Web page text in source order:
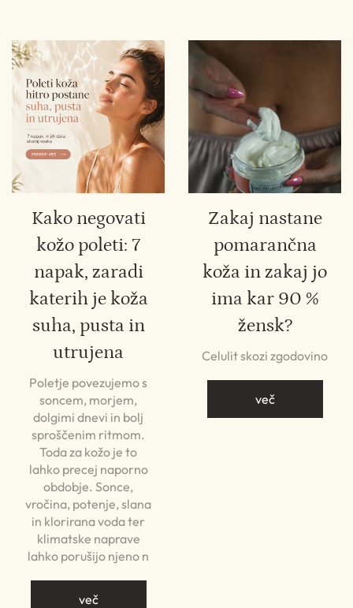
Kako negovati
kožo poleti: 7
napak, zaradi
katerih je koža
suha, pusta in
utrujena
Poletje povezujemo s
soncem, morjem,
dolgimi dnevi in bolj
sproščenim ritmom.
Toda za kožo je to
lahko precej naporno
obdobje. Sonce,
vročina, potenje, slana
in klorirana voda ter
klimatske naprave
lahko porušijo njeno n
več
Zakaj nastane
pomarančna
koža in zakaj jo
ima kar 90 %
žensk?
Celulit skozi zgodovino
več